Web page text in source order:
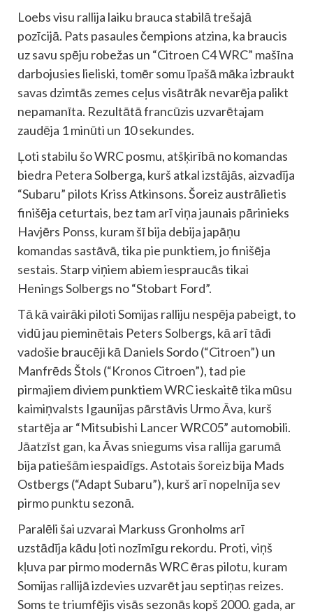
Loebs visu rallija laiku brauca stabilā trešajā
pozīcijā. Pats pasaules čempions atzina, ka braucis
uz savu spēju robežas un “Citroen C4 WRC” mašīna
darbojusies lieliski, tomēr somu īpašā māka izbraukt
savas dzimtās zemes ceļus visātrāk nevarēja palikt
nepamanīta. Rezultātā francūzis uzvarētajam
zaudēja 1 minūti un 10 sekundes.
Ļoti stabilu šo WRC posmu, atšķirībā no komandas
biedra Petera Solberga, kurš atkal izstājās, aizvadīja
“Subaru” pilots Kriss Atkinsons. Šoreiz austrālietis
finišēja ceturtais, bez tam arī viņa jaunais pārinieks
Havjērs Ponss, kuram šī bija debija japāņu
komandas sastāvā, tika pie punktiem, jo finišēja
sestais. Starp viņiem abiem iespraucās tikai
Henings Solbergs no “Stobart Ford”.
Tā kā vairāki piloti Somijas ralliju nespēja pabeigt, to
vidū jau pieminētais Peters Solbergs, kā arī tādi
vadošie braucēji kā Daniels Sordo (“Citroen”) un
Manfrēds Štols (“Kronos Citroen”), tad pie
pirmajiem diviem punktiem WRC ieskaitē tika mūsu
kaimiņvalsts Igaunijas pārstāvis Urmo Āva, kurš
startēja ar “Mitsubishi Lancer WRC05” automobili.
Jāatzīst gan, ka Āvas sniegums visa rallija garumā
bija patiešām iespaidīgs. Astotais šoreiz bija Mads
Ostbergs (“Adapt Subaru”), kurš arī nopelnīja sev
pirmo punktu sezonā.
Paralēli šai uzvarai Markuss Gronholms arī
uzstādīja kādu ļoti nozīmīgu rekordu. Proti, viņš
kļuva par pirmo modernās WRC ēras pilotu, kuram
Somijas rallijā izdevies uzvarēt jau septiņas reizes.
Soms te triumfējis visās sezonās kopš 2000. gada, ar